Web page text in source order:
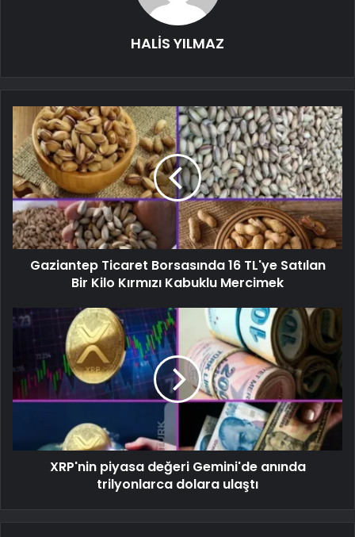
HALİS YILMAZ
Gaziantep Ticaret Borsasında 16 TL'ye Satılan
Bir Kilo Kırmızı Kabuklu Mercimek
XRP'nin piyasa değeri Gemini'de anında
trilyonlarca dolara ulaştı